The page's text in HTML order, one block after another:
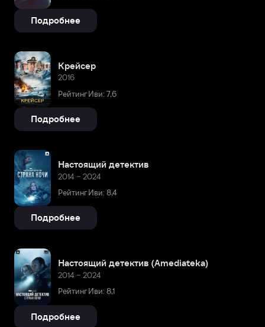
Подробнее
Крейсер
2016
Рейтинг Иви: 7,6
Подробнее
Настоящий детектив
2014 – 2024
Рейтинг Иви: 8,4
Подробнее
Настоящий детектив (Amediateka)
2014 – 2024
Рейтинг Иви: 8,1
Подробнее